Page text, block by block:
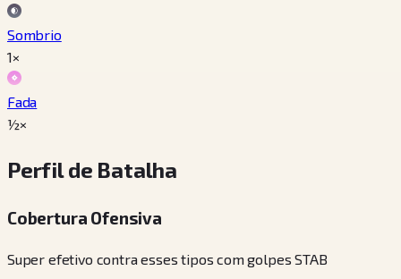
Sombrio
1×
Fada
½×
Perfil de Batalha
Cobertura Ofensiva
Super efetivo contra esses tipos com golpes STAB